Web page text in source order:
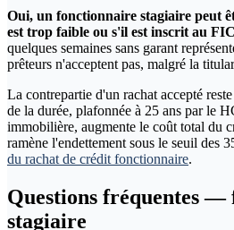
Oui, un fonctionnaire stagiaire peut
est trop faible ou s'il est inscrit au
quelques semaines sans garant
prêteurs n'acceptent pas, malgré la
La contrepartie d'un rachat accepté
de la durée, plafonnée à 25 ans par le
immobilière, augmente le coût total du
ramène l'endettement sous le seuil des
du rachat de crédit fonctionnaire.
Questions fréquentes —
stagiaire